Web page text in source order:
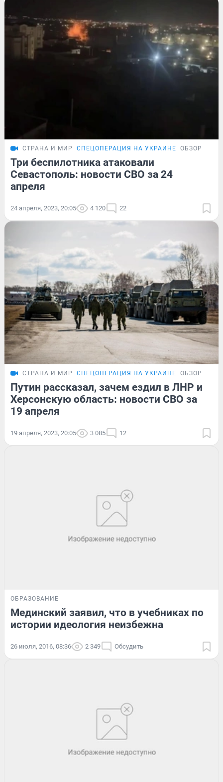
СТРАНА И МИР СПЕЦОПЕРАЦИЯ НА УКРАИНЕ ОБЗОР
Три беспилотника атаковали
Севастополь: новости СВО за 24
апреля
24 апреля, 2023, 20:05 4 120 22
СТРАНА И МИР СПЕЦОПЕРАЦИЯ НА УКРАИНЕ ОБЗОР
Путин рассказал, зачем ездил в ЛНР и
Херсонскую область: новости СВО за
19 апреля
19 апреля, 2023, 20:05 3 085 12
ОБРАЗОВАНИЕ
Мединский заявил, что в учебниках по
истории идеология неизбежна
26 июля, 2016, 08:36 2 349 Обсудить